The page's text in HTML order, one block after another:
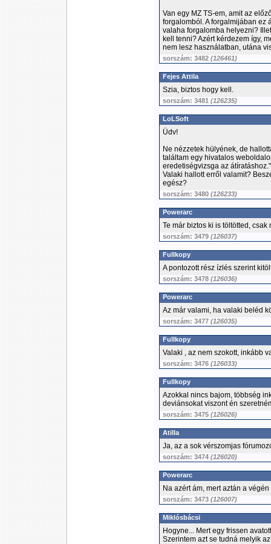
Van egy MZ TS-em, amit az
forgalomból. A forgalmijában ez
valaha forgalomba helyezni?
kell tenni? Azért kérdezem így,
nem lesz használatban, utána
sorszám: 3482 (126461)
Fejes Attila
Szia, biztos hogy kell.
sorszám: 3481 (126235)
LoLSoft
Üdv!
Ne nézzetek hülyének, de
találtam egy hivatalos
eredetiségvizsga az átíratáshoz."
Valaki hallott erről valamit?
egész?
sorszám: 3480 (126233)
Powerarc
Te már biztos ki is töltötted,
sorszám: 3479 (126037)
Fullkopy
A pontozott rész ízlés szerint
sorszám: 3478 (126036)
Powerarc
Az már valami, ha valaki beléd
sorszám: 3477 (126035)
Fullkopy
Valaki , az nem szokott, inkább
sorszám: 3476 (126033)
Fullkopy
Azokkal nincs bajom, többség
deviánsokat viszont én
sorszám: 3475 (126026)
Atilla
Ja, az a sok vérszomjas
sorszám: 3474 (126020)
Powerarc
Na azért ám, mert aztán a
sorszám: 3473 (126007)
Miklósbácsi
Hogyne... Mert egy frissen
Szerintem azt se tudná melyik